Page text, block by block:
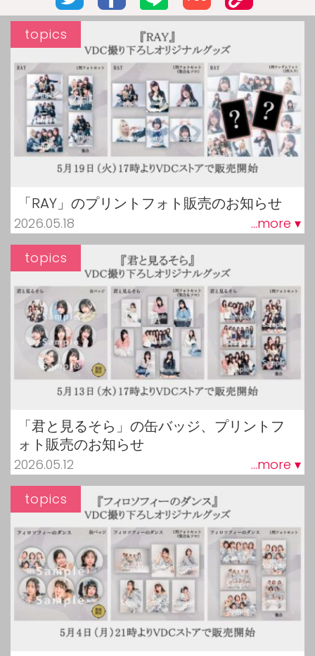
「RAY」のプリントフォト販売のお知らせ
2026.05.18 ...more ▾
topics
「君と見るそら」の缶バッジ、プリントフ
ォト販売のお知らせ
2026.05.12 ...more ▾
topics
topics